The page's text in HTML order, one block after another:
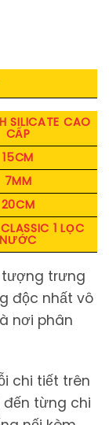
SILICATE CAO
CẤP
15CM
7MM
20CM
1 LỌC
NƯỚC
tượng trưng
độc nhất vô
nơi phân
chi tiết trên
từng chi